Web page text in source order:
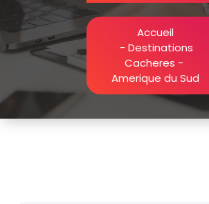
Accueil
- Destinations
Cacheres -
Amerique du Sud